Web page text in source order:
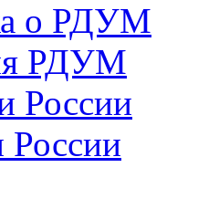
о РДУМ
РДУМ
России
России